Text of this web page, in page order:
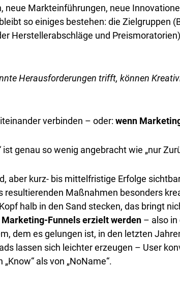
neue Markteinführungen, neue
so einiges bestehen: die Zielgruppen
Herstellerabschläge und
Herausforderungen trifft, können
verbinden – oder: wenn
ist genau so wenig angebracht wie „nur
aber kurz- bis mittelfristige Erfolge
resultierenden Maßnahmen besonders
halb in den Sand stecken, das bringt
Funnels erzielt werden – also in
dem es gelungen ist, in den letzten
lassen sich leichter erzeugen – User
als von „NoName“.